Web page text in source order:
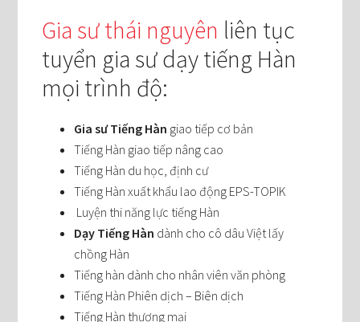
Gia sư thái nguyên liên tục
tuyển gia sư dạy tiếng Hàn
mọi trình độ:
Gia sư Tiếng Hàn giao tiếp cơ bản
Tiếng Hàn giao tiếp nâng cao
Tiếng Hàn du học, định cư
Tiếng Hàn xuất khẩu lao động EPS-TOPIK
Luyện thi năng lực tiếng Hàn
Dạy Tiếng Hàn dành cho cô dâu Việt lấy
chồng Hàn
Tiếng hàn dành cho nhân viên văn phòng
Tiếng Hàn Phiên dịch – Biên dịch
Tiếng Hàn thương mại